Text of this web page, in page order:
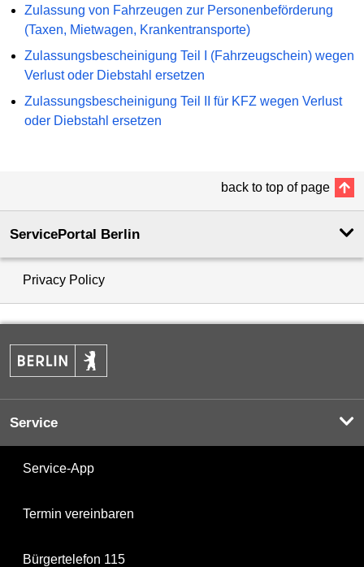
Zulassung von Fahrzeugen zur Personenbeförderung
(Taxen, Mietwagen, Krankentransporte)
Zulassungsbescheinigung Teil I (Fahrzeugschein) wegen
Verlust oder Diebstahl ersetzen
Zulassungsbescheinigung Teil II für KFZ wegen Verlust
oder Diebstahl ersetzen
back to top of page
ServicePortal Berlin
Privacy Policy
Service
Service-App
Termin vereinbaren
Bürgertelefon 115